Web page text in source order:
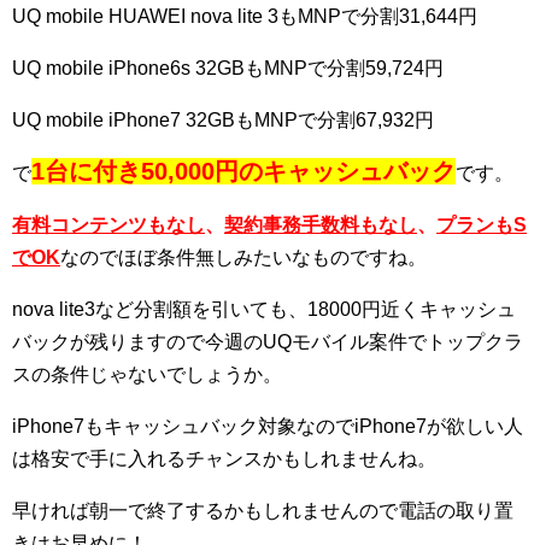
UQ mobile HUAWEI nova lite 3もMNPで分割31,644円
UQ mobile iPhone6s 32GBもMNPで分割59,724円
UQ mobile iPhone7 32GBもMNPで分割67,932円
で1台に付き50,000円のキャッシュバックです。
有料コンテンツもなし、 契約事務手数料もなし、 プランもS
でOKなのでほぼ条件無しみたいなものですね。
nova lite3など分割額を引いても、18000円近くキャッシュ
バックが残りますので今週のUQモバイル案件でトップクラ
スの条件じゃないでしょうか。
iPhone7もキャッシュバック対象なのでiPhone7が欲しい人
は格安で手に入れるチャンスかもしれませんね。
早ければ朝一で終了するかもしれませんので電話の取り置